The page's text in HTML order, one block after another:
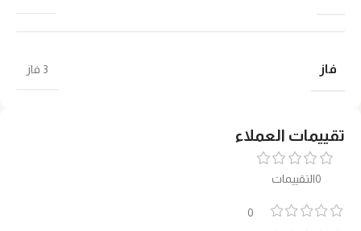
تقييمات العملاء
0التقييمات
0
فاز 3 فاز